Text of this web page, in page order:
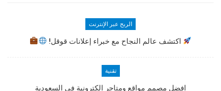
الربح عبر الإنترنت
اكتشف عالم النجاح مع خبراء إعلانات قوقل!
تقنية
افضل مصمم مواقع ومتاجر الكترونية في السعودية